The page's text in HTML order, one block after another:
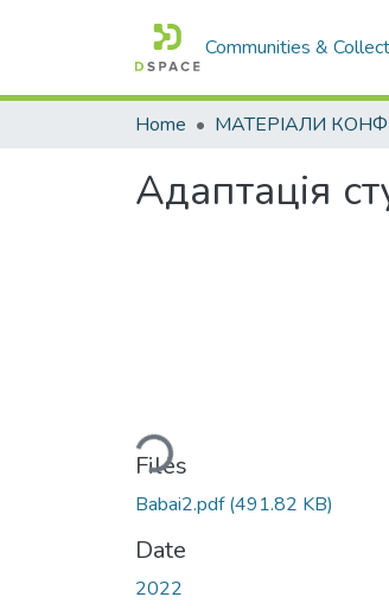
Communities &
Home
Адаптація
Loading...
Files
Babai2.pdf(491.82 KB)
Date
2022